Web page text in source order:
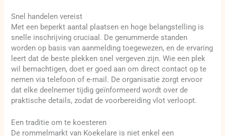
Snel handelen vereist
Met een beperkt aantal plaatsen en hoge belangstelling is
snelle inschrijving cruciaal. De genummerde standen
worden op basis van aanmelding toegewezen, en de ervaring
leert dat de beste plekken snel vergeven zijn. Wie een plek
wil bemachtigen, doet er goed aan om direct contact op te
nemen via telefoon of e-mail. De organisatie zorgt ervoor
dat elke deelnemer tijdig geïnformeerd wordt over de
praktische details, zodat de voorbereiding vlot verloopt.
Een traditie om te koesteren
De rommelmarkt van Koekelare is niet enkel een